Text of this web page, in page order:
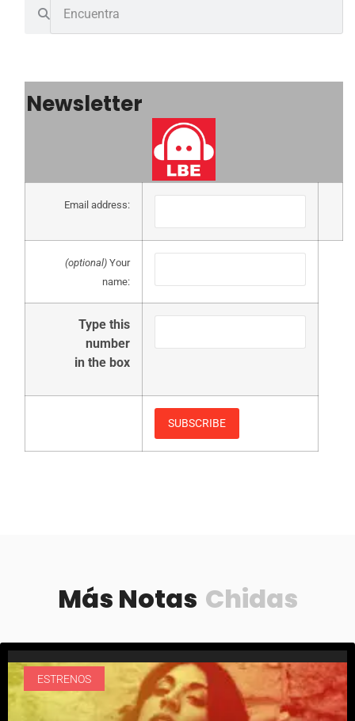
Newsletter
Email address:
(optional) Your
name:
Type this
number
in the box
Más Notas Chidas
ESTRENOS